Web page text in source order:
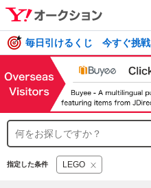
毎日引けるくじ 今すぐ挑戦
指定した条件 LEGO